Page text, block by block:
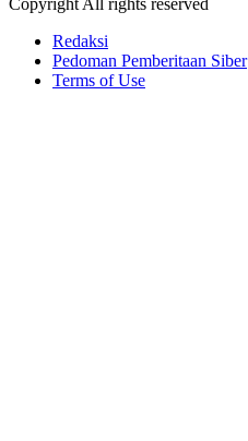
Copyright All rights reserved
Redaksi
Pedoman Pemberitaan Siber
Terms of Use